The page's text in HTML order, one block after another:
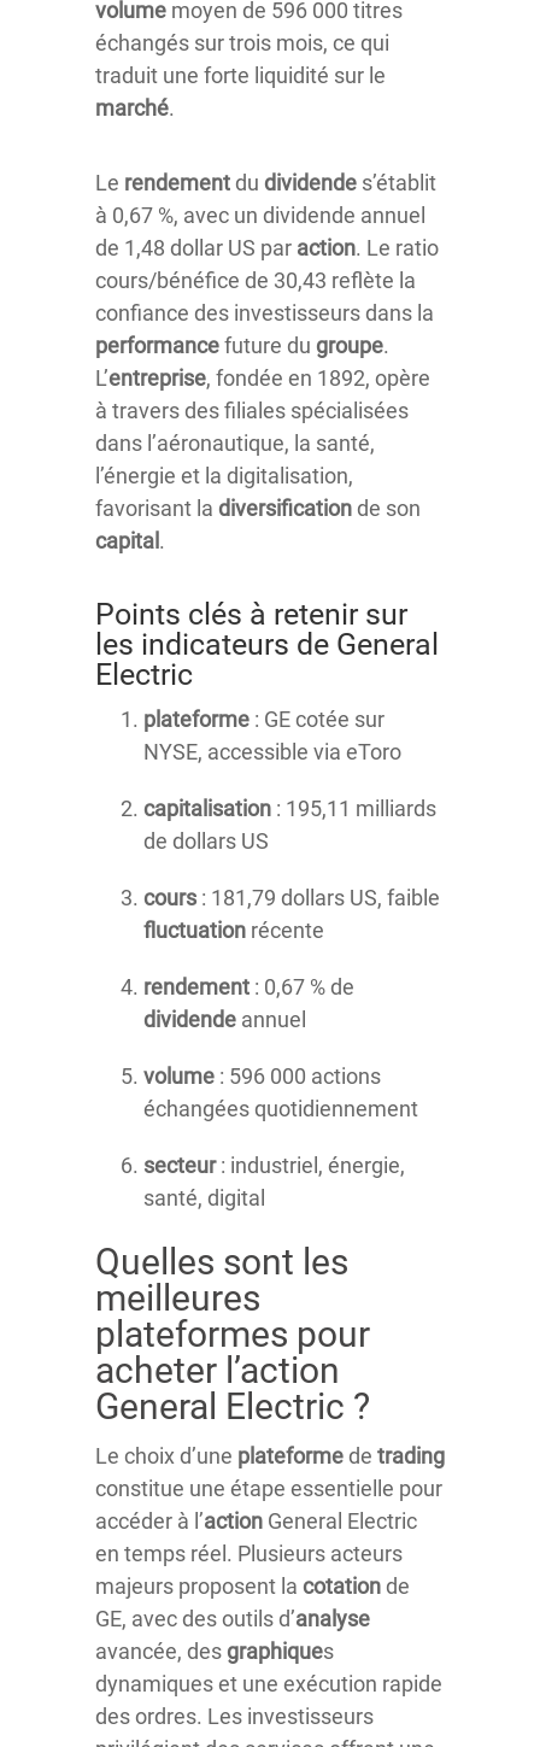
volume moyen de 596 000 titres
échangés sur trois mois, ce qui
traduit une forte liquidité sur le
marché.
Le rendement du dividende s’établit
à 0,67 %, avec un dividende annuel
de 1,48 dollar US par action. Le ratio
cours/bénéfice de 30,43 reflète la
confiance des investisseurs dans la
performancefuture du groupe.
L’entreprise, fondée en 1892, opère
à travers des filiales spécialisées
dans l’aéronautique, la santé,
l’énergie et la digitalisation,
favorisant la diversification de son
capital .
Points clés à retenir sur
les indicateurs de General
Electric
plateforme : GE cotée sur
NYSE, accessible via eToro
capitalisation : 195,11 milliards
de dollars US
cours : 181,79 dollars US, faible
fluctuation récente
rendement : 0,67 % de
dividende annuel
volume : 596 000 actions
échangées quotidiennement
secteur: industriel, énergie,
santé, digital
Quelles sont les
meilleures
plateformes pour
acheter l’action
General Electric ?
Le choix d’une plateforme de trading
constitue une étape essentielle pour
accéder à l’action General Electric
en temps réel. Plusieurs acteurs
majeurs proposent la cotation de
GE, avec des outils d’analyse
avancée, des graphiques
dynamiques et une exécution rapide
des ordres. Les investisseurs